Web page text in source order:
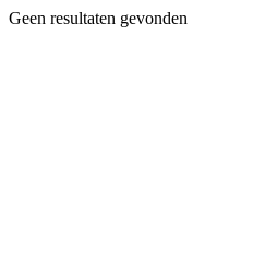
Geen resultaten gevonden